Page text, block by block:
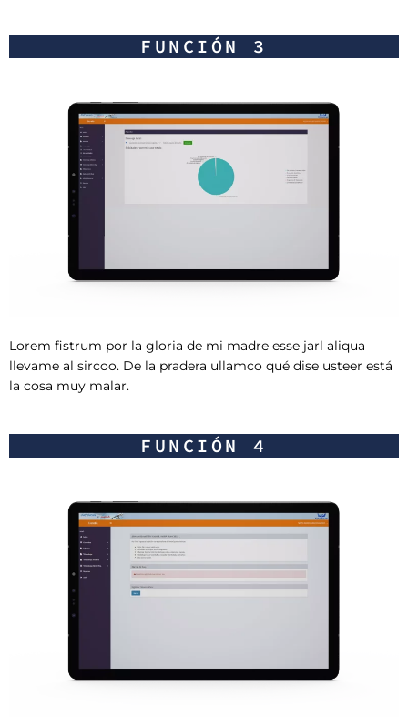
FUNCIÓN 3
Lorem fistrum por la gloria de mi madre esse jarl aliqua
llevame al sircoo. De la pradera ullamco qué dise usteer está
la cosa muy malar.
FUNCIÓN 4